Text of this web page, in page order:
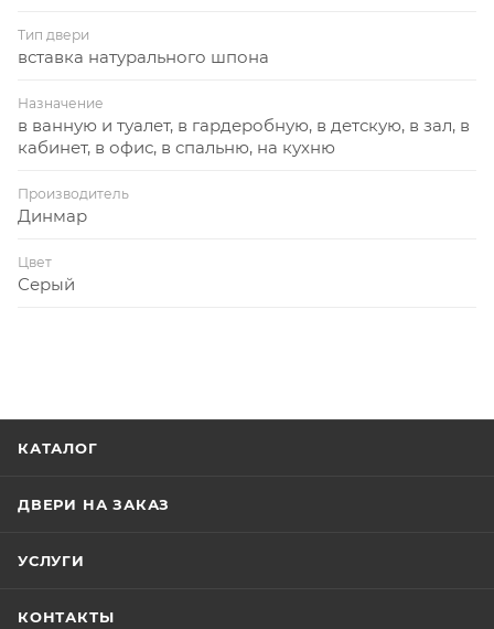
Тип двери
вставка натурального шпона
Назначение
в ванную и туалет, в гардеробную, в детскую, в зал, в
кабинет, в офис, в спальню, на кухню
Производитель
Динмар
Цвет
Серый
КАТАЛОГ
ДВЕРИ НА ЗАКАЗ
УСЛУГИ
КОНТАКТЫ